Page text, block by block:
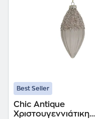
Best Seller
Chic Antique
Χριστουγεννιάτικη